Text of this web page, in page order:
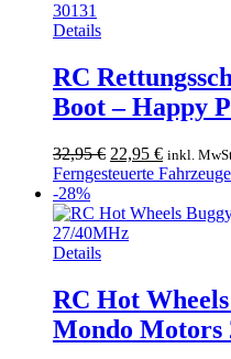
Details
RC
Boot – Happy
32,95€ Ursprünglicher
Preis
32,95 €
22,95 €Aktueller
Preis
22,95 €.
inkl.
Ferngesteuerte Fahrzeuge
-28%
DetailsDieses
weist
mehrere
Varianten
RC Hot
Mondo Motors